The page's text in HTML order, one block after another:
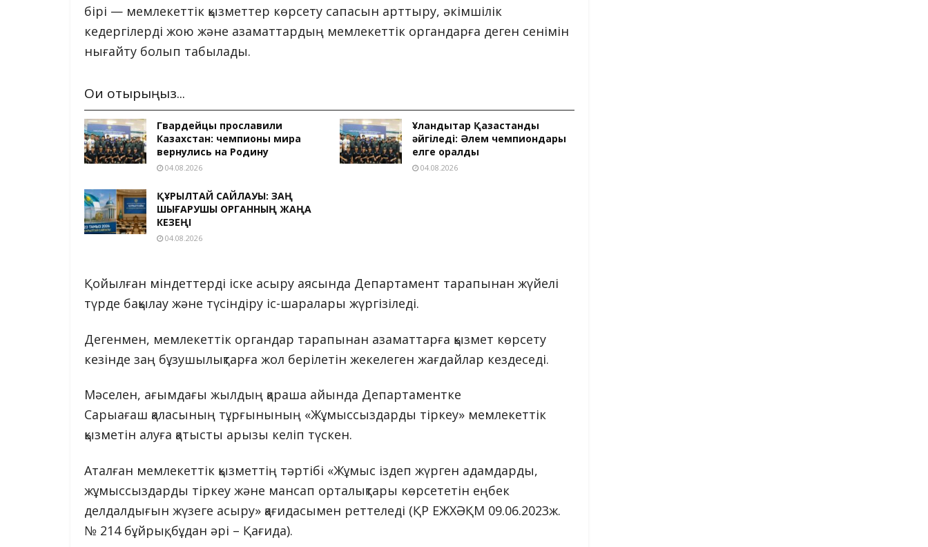
бірі — мемлекеттік қызметтер көрсету сапасын арттыру, әкімшілік
кедергілерді жою және азаматтардың мемлекеттік органдарға деген сенімін
нығайту болып табылады.
Оқи отырыңыз...
Гвардейцы прославили
Казахстан: чемпионы мира
вернулись на Родину
04.08.2026
Ұландықтар Қазақстанды
әйгіледі: Әлем чемпиондары
елге оралды
04.08.2026
ҚҰРЫЛТАЙ САЙЛАУЫ: ЗАҢ
ШЫҒАРУШЫ ОРГАННЫҢ ЖАҢА
КЕЗЕҢІ
04.08.2026
Қойылған міндеттерді іске асыру аясында Департамент тарапынан жүйелі
түрде бақылау және түсіндіру іс-шаралары жүргізіледі.
Дегенмен, мемлекеттік органдар тарапынан азаматтарға қызмет көрсету
кезінде заң бұзушылықтарға жол берілетін жекелеген жағдайлар кездеседі.
Мәселен, ағымдағы жылдың қараша айында Департаментке
Сарыағаш қаласының тұрғынының «Жұмыссыздарды тіркеу» мемлекеттік
қызметін алуға қатысты арызы келіп түскен.
Аталған мемлекеттік қызметтің тәртібі «Жұмыс іздеп жүрген адамдарды,
жұмыссыздарды тіркеу және мансап орталықтары көрсететін еңбек
делдалдығын жүзеге асыру» қағидасымен реттеледі (ҚР ЕЖХӘҚМ 09.06.2023ж.
№ 214 бұйрық, бұдан әрі – Қағида).